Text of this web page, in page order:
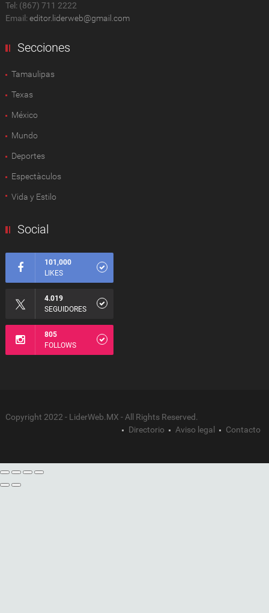
Tel: (867) 711 2222
Email: editor.liderweb@gmail.com
Secciones
Tamaulipas
Texas
México
Mundo
Deportes
Espectàculos
Vida y Estilo
Social
101,000
LIKES
4.019
SEGUIDORES
805
FOLLOWS
Copyright 2022 - LiderWeb.MX - All Rights Reserved.
Directorio
Aviso legal Contacto